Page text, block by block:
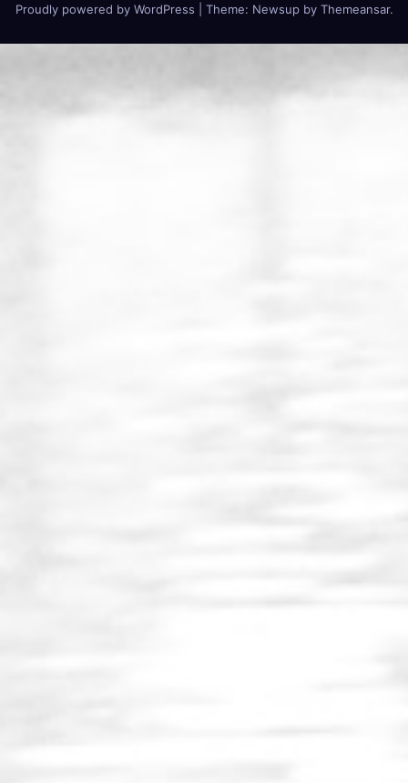
Proudly powered by WordPress Theme: Newsupby Themeansar.